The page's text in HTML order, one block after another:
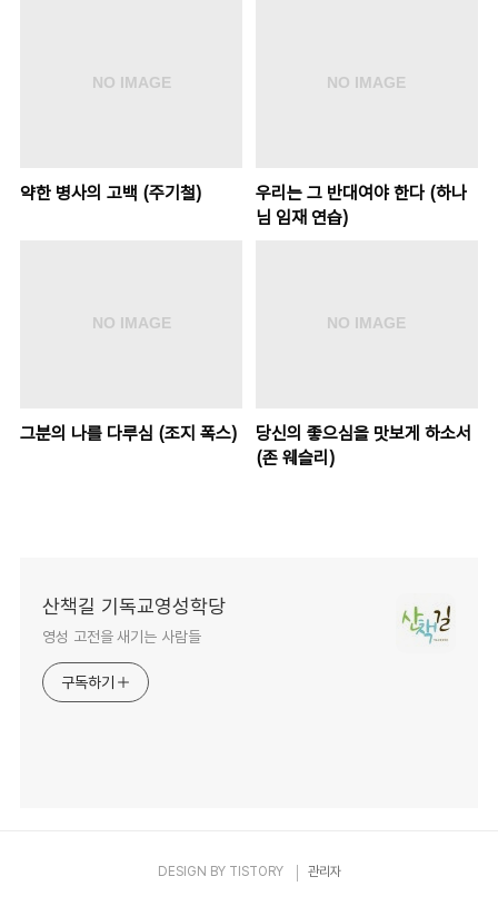
약한 병사의 고백 (주기철)
우리는 그 반대여야 한다 (하나
님 임재 연습)
그분의 나를 다루심 (조지 폭스)
당신의 좋으심을 맛보게 하소서
(존 웨슬리)
산책길 기독교영성학당
영성 고전을 새기는 사람들
구독하기
DESIGN BY TISTORY 관리자